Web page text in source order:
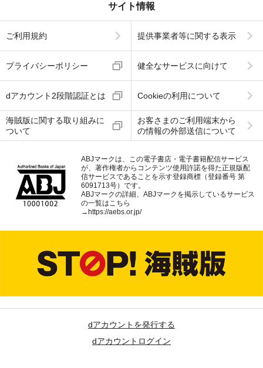
サイト情報
ご利用規約 提供事業者等に関する表示
プライバシーポリシー 健全なサービスに向けて
dアカウント2段階認証とは Cookieの利用について
海賊版に関する取り組みに
ついて
お客さまのご利用端末から
の情報の外部送信について
ABJマークは、この電子書店・電子書籍配信サービス
が、著作権者からコンテンツ使用許諾を得た正規版配
信サービスであることを示す登録商標（登録番号 第
6091713号）です。
ABJマークの詳細、ABJマークを掲示しているサービス
の一覧はこちら
→https://aebs.or.jp/
dアカウントを発行する
dアカウントログイン